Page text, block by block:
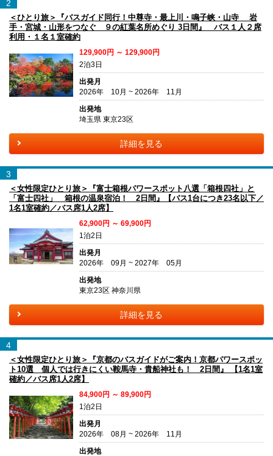
2
＜ひとり旅＞『バスガイド同行！中尊寺・最上川・鳴子峡・山寺 岩
手・宮城・山形をつなぐ ９の紅葉名所めぐり 3日間』 バス１人２席
利用・１名１室確約
129,900円 ～ 129,900円
2泊3日
出発月
2026年 10月 ~ 2026年 11月
出発地
埼玉県 東京23区
詳細を見る
3
＜女性限定ひとり旅＞『富士箱根パワースポット八選「箱根四社」と
「富士四社」 箱根の温泉宿泊！ 2日間』【バス1台につき23名以下／
1名1室確約／バス席1人2席】
62,900円 ～ 69,900円
1泊2日
出発月
2026年 09月 ~ 2027年 05月
出発地
東京23区 神奈川県
詳細を見る
4
＜女性限定ひとり旅＞『京都のバスガイドがご案内！京都パワースポッ
ト10選 個人では行きにくい鞍馬寺・貴船神社も！ 2日間』 【1名1室
確約／バス席1人2席】
84,900円 ～ 89,900円
1泊2日
出発月
2026年 08月 ~ 2026年 11月
出発地